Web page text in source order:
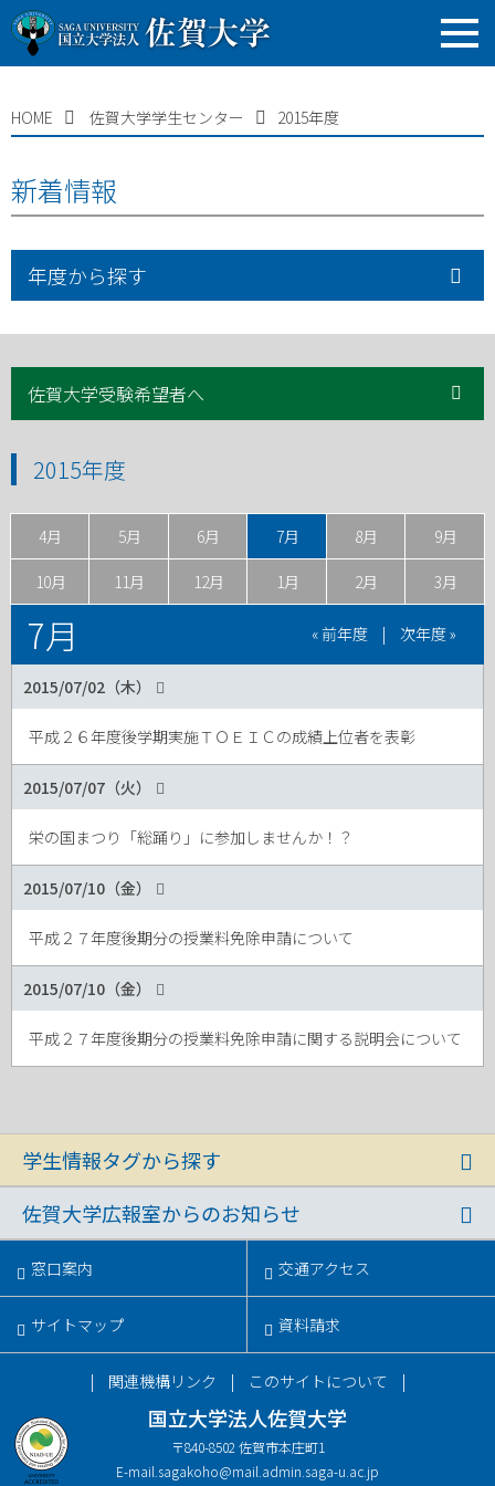
HOME 佐賀大学学生センター 2015年度
新着情報
年度から探す
佐賀大学受験希望者へ
2015年度
4月 5月 6月 7月 8月 9月
10月 11月 12月 1月 2月 3月
7月 « 前年度 | 次年度 »
2015/07/02（木）
平成２６年度後学期実施ＴＯＥＩＣの成績上位者を表彰
2015/07/07（火）
栄の国まつり「総踊り」に参加しませんか！？
2015/07/10（金）
平成２７年度後期分の授業料免除申請について
2015/07/10（金）
平成２７年度後期分の授業料免除申請に関する説明会について
学生情報タグから探す
佐賀大学広報室からのお知らせ
窓口案内 交通アクセス
サイトマップ 資料請求
国立大学法人佐賀大学
〒840-8502 佐賀市本庄町1
E-mail. sagakoho@mail.admin.saga-u.ac.jp
関連機構リンク このサイトについて